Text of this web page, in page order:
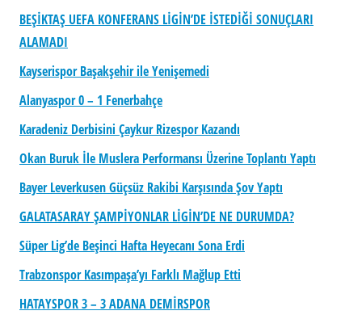
BEŞİKTAŞ UEFA KONFERANS LİGİN’DE İSTEDİĞİ SONUÇLARI
ALAMADI
Kayserispor Başakşehir ile Yenişemedi
Alanyaspor 0 – 1 Fenerbahçe
Karadeniz Derbisini Çaykur Rizespor Kazandı
Okan Buruk İle Muslera Performansı Üzerine Toplantı Yaptı
Bayer Leverkusen Güçsüz Rakibi Karşısında Şov Yaptı
GALATASARAY ŞAMPİYONLAR LİGİN’DE NE DURUMDA?
Süper Lig’de Beşinci Hafta Heyecanı Sona Erdi
Trabzonspor Kasımpaşa’yı Farklı Mağlup Etti
HATAYSPOR 3 – 3 ADANA DEMİRSPOR